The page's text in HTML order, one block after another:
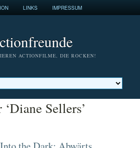
LINKS IMPRESSUM
ACTIONFILME, DIE ROCKEN!
Sellers’